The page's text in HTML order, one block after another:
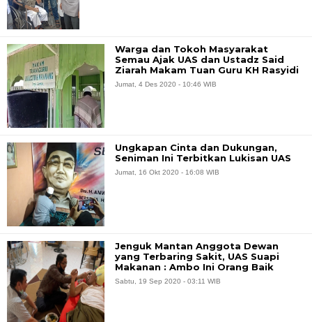
Warga dan Tokoh Masyarakat
Semau Ajak UAS dan Ustadz Said
Ziarah Makam Tuan Guru KH Rasyidi
Jumat, 4 Des 2020 - 10:46 WIB
Ungkapan Cinta dan Dukungan,
Seniman Ini Terbitkan Lukisan UAS
Jumat, 16 Okt 2020 - 16:08 WIB
Jenguk Mantan Anggota Dewan
yang Terbaring Sakit, UAS Suapi
Makanan : Ambo Ini Orang Baik
Sabtu, 19 Sep 2020 - 03:11 WIB